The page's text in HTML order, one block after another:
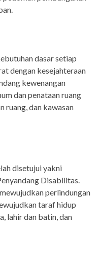
dasar setiap
dengan kesejahteraan
kewenangan
dan penataan ruang
ruang, dan kawasan
disetujui yakni
Disabilitas.
perlindungan
taraf hidup
lahir dan batin, dan